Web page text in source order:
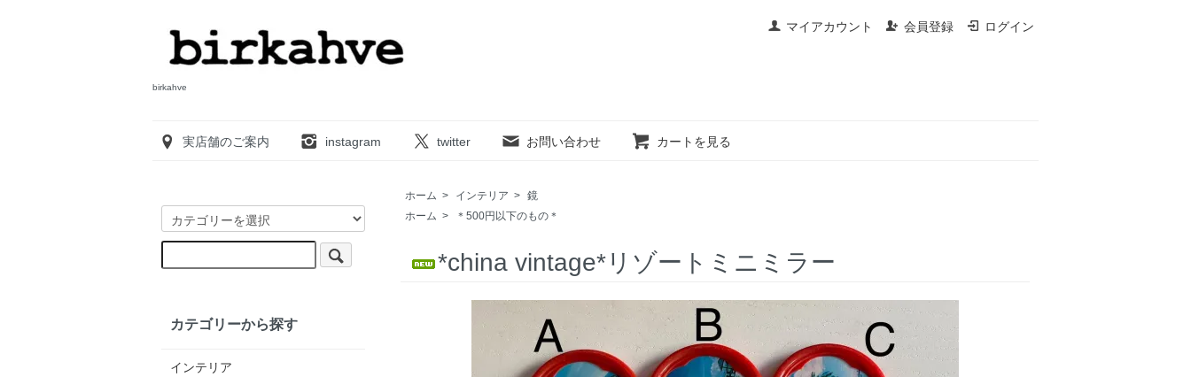
マイアカウント 会員登録 ログイン
birkahve
実店舗のご案内 instagram twitter お問い合わせ カートを見る
ホーム > インテリア > 鏡
ホーム > ＊500円以下のもの＊
*china vintage*リゾートミニミラー
カテゴリーから探す
インテリア